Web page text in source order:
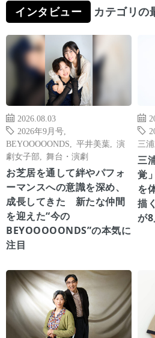
インタビュー カテゴリの
2026.08.03
2026年9月号
BEYOOOOONDS
平井美葉
演
劇女子部
舞台・演劇
お芝居を通して絆やパフォ
ーマンスへの意識を深め、
成長してきた 新たな仲間
を迎えた“今の
BEYOOOOONDS”の本気に
注目
三
三
覚
を
描
が